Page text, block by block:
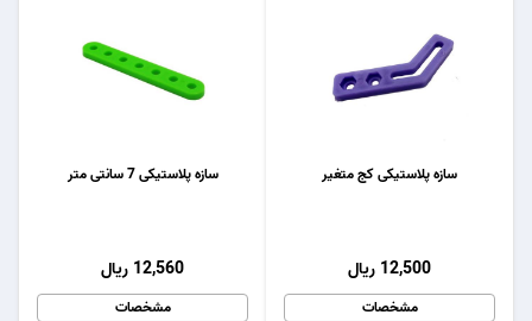
سازه پلاستیکی 7 سانتی متر
12,560 ریال
مشخصات
سازه پلاستیکی کج متغیر
12,500 ریال
مشخصات